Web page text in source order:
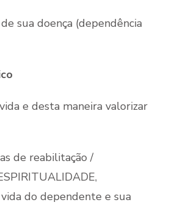
sua doença (dependência
e desta maneira valorizar
de reabilitação /
do dependente e sua